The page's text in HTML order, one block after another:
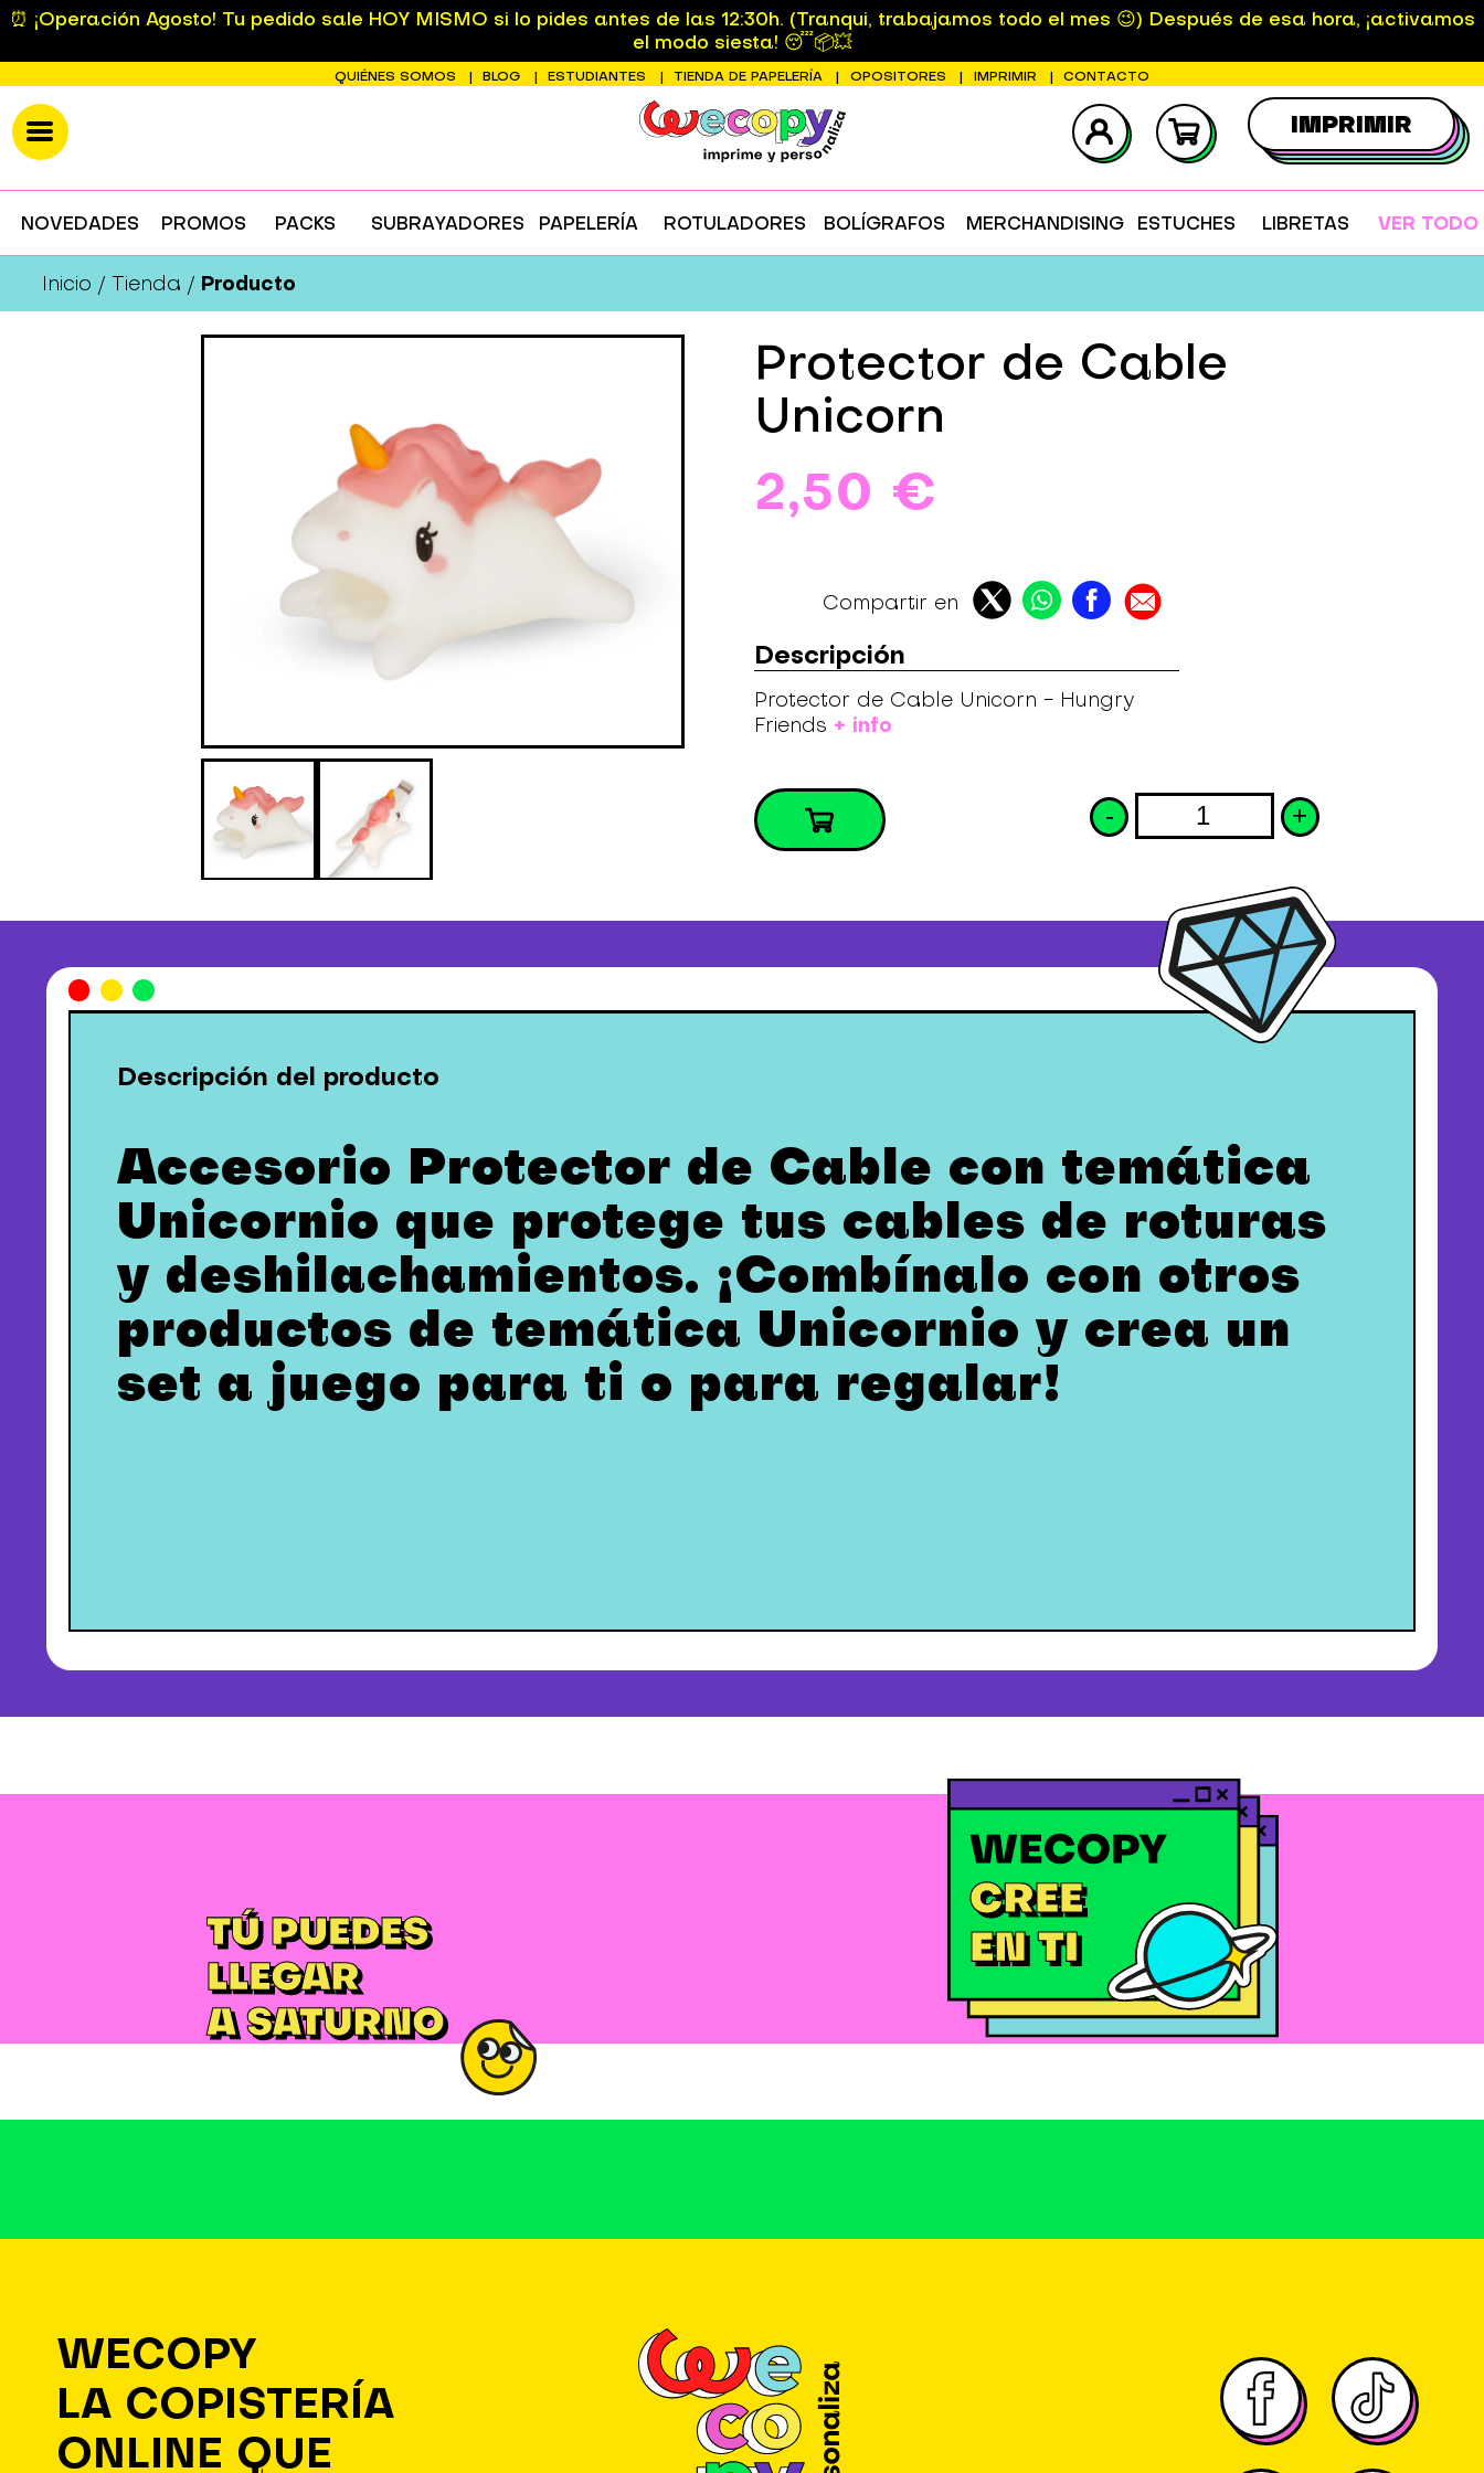
⏰ ¡Operación Agosto! Tu pedido sale HOY MISMO si lo pides antes de las 12:30h. (Tranqui, trabajamos todo el mes 😉) Después de esa hora, ¡activamos
el modo siesta! 😴📦💥
QUIÉNES SOMOS BLOG ESTUDIANTES TIENDA DE PAPELERÍA OPOSITORES IMPRIMIR CONTACTO
IMPRIMIR
NOVEDADES PROMOS PACKS SUBRAYADORES PAPELERÍA ROTULADORES BOLÍGRAFOS MERCHANDISING ESTUCHES LIBRETAS VER TODO
Inicio Tienda Producto
Protector de Cable
Unicorn
2,50 €
Compartir en
Descripción
Protector de Cable Unicorn - Hungry
Friends + info
- +
Descripción del producto
Accesorio Protector de Cable con temática
Unicornio que protege tus cables de roturas
y deshilachamientos. ¡Combínalo con otros
productos de temática Unicornio y crea un
set a juego para ti o para regalar!
WECOPY
LA COPISTERÍA
ONLINE QUE